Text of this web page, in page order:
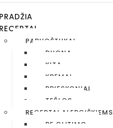
PRADŽIA
RECEPTAI
PARUOŠTUKAI
DUONA
KITA
KREMAI
PRIESKONIAI
TEŠLOS
RECEPTAI ALERGIŠKIEMS
BE GLITIMO